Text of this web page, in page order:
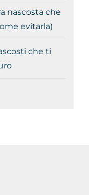
nascosta che
evitarla)
che ti